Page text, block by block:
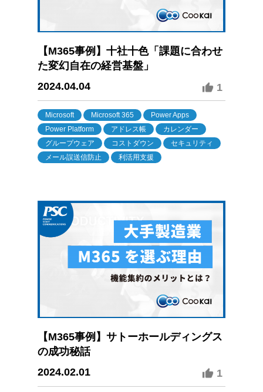
【M365事例】十社十色「課題に合わせ
た変幻自在の経営基盤」
2024.04.04
1
Microsoft Microsoft 365
Power Apps
Power Platform
アドレス帳
カレンダー
グループウェア
コストダウン
セキュリティ
メール誤送信防止
利活用支援
【M365事例】サトーホールディングス
の成功秘話
2024.02.01
1